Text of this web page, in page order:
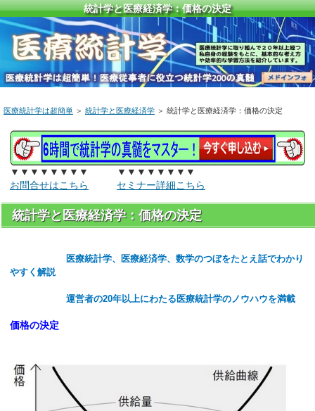
統計学と医療経済学：価格の決定
医療統計学は超簡単 ＞ 統計学と医療経済学 ＞ 統計学と医療経済学：価格の決定
▼▼▼▼▼▼▼▼ ▼▼▼▼▼▼▼▼
お問合せはこちら
セミナー詳細こちら
統計学と医療経済学：価格の決定
医療統計学、医療経済学、数学のつぼをたとえ話でわかり
やすく解説
運営者の20年以上にわたる医療統計学のノウハウを満載
価格の決定